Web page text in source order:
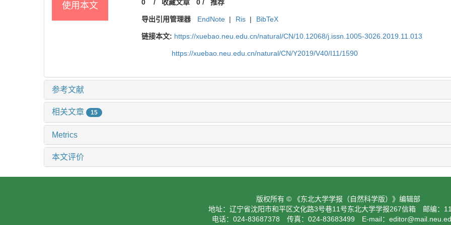
使用本文 0 / 收藏文章 0/ 推荐
导出引用管理器 EndNote | Ris | BibTeX
链接本文: https://xuebao.neu.edu.cn/natural/CN/10.12068/j.issn.1005-3026.2019.11.013
https://xuebao.neu.edu.cn/natural/CN/Y2019/V40/I11/1590
参考文献
相关文章 15
Metrics
本文评价
版权所有 © 《东北大学学报（自然科学版）》编辑部
地址：辽宁省沈阳市和平区文化路3号巷11号东北大学学报267信箱 邮编：
电话：024-83687378 传真：024-83683499 E-mail：